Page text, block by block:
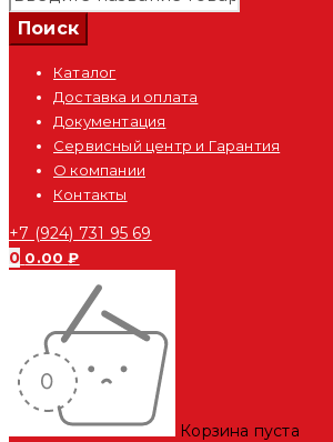
Каталог
Доставка и оплата
Документация
Сервисный центр и Гарантия
О компании
Контакты
+7 (924) 731 95 69
0 0.00₽
Корзина пуста